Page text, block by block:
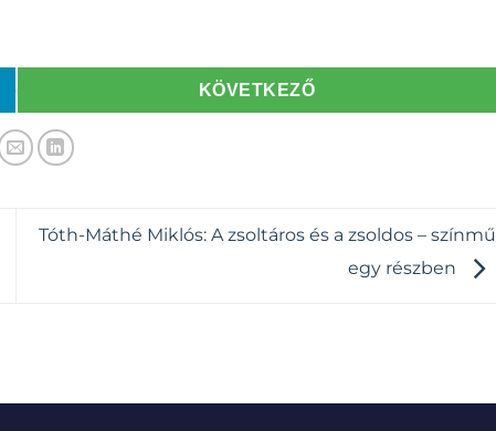
KÖVETKEZŐ
Tóth-Máthé Miklós: A zsoltáros és a zsoldos – színmű
egy részben